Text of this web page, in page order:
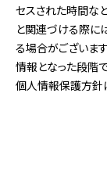
セスされた時間な
と関連づける際に
る場合がございま
情報となった段階
個人情報保護方針